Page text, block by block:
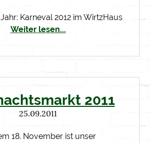
Karneval 2012 im WirtzHaus
Weiter lesen...
2011
25.09.2011
18. November ist unser